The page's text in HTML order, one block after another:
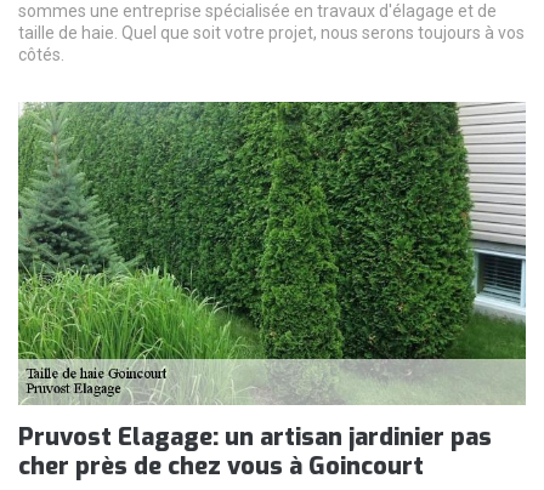
sommes une entreprise spécialisée en travaux d'élagage et de
taille de haie. Quel que soit votre projet, nous serons toujours à vos
côtés.
Pruvost Elagage: un artisan jardinier pas
cher près de chez vous à Goincourt